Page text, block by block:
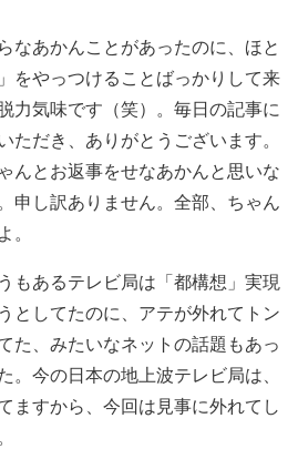
なあかんことがあったのに、ほと
をやっつけることばっかりして来
力気味です（笑）。毎日の記事に
ただき、ありがとうございます。
んとお返事をせなあかんと思いな
申し訳ありません。全部、ちゃん
もあるテレビ局は「都構想」実現
としてたのに、アテが外れてトン
た、みたいなネットの話題もあっ
。今の日本の地上波テレビ局は、
ますから、今回は見事に外れてし